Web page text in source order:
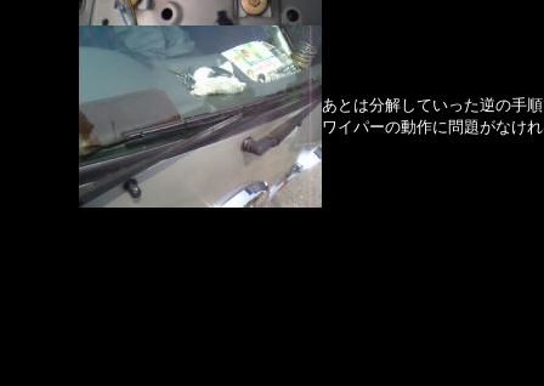
あとは分解していった逆の手
ワイパーの動作に問題がなけ